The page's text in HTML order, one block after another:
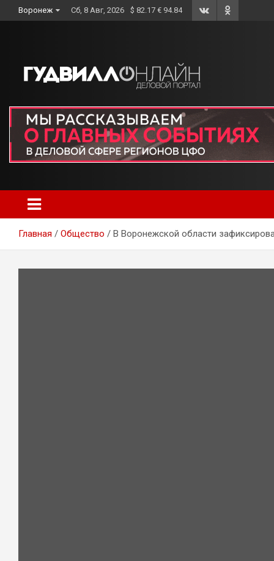
to
Воронеж Сб, 8 Авг, 2026 $ 82.17 € 94.84
Главная Общество В Воронежской области